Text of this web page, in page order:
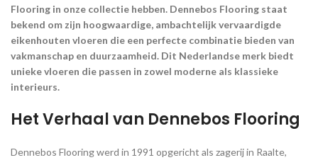
Flooring in onze collectie hebben. Dennebos Flooring staat
bekend om zijn hoogwaardige, ambachtelijk vervaardigde
eikenhouten vloeren die een perfecte combinatie bieden van
vakmanschap en duurzaamheid. Dit Nederlandse merk biedt
unieke vloeren die passen in zowel moderne als klassieke
interieurs.
Het Verhaal van Dennebos Flooring
Dennebos Flooring werd in 1991 opgericht als zagerij in Raalte,